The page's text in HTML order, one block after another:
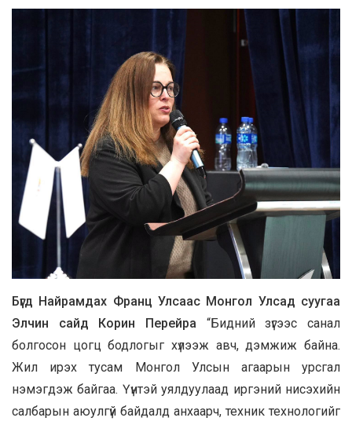
Бүгд Найрамдах Франц Улсаас Монгол Улсад суугаа
Элчин сайд Корин Перейра “Бидний зүгээс санал
болгосон цогц бодлогыг хүлээж авч, дэмжиж байна.
Жил ирэх тусам Монгол Улсын агаарын урсгал
нэмэгдэж байгаа. Үүнтэй уялдуулаад иргэний нисэхийн
салбарын аюулгүй байдалд анхаарч, техник технологийг